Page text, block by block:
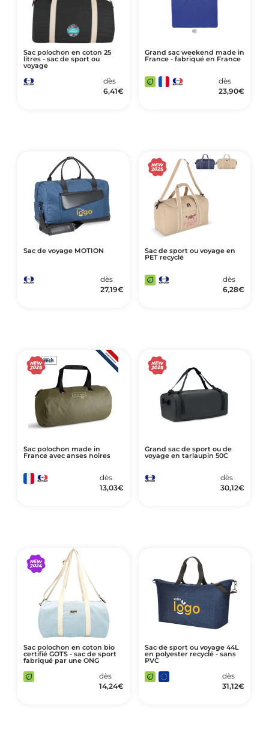
Sac polochon en coton 25
litres - sac de sport ou
voyage
dès
6,41€
Grand sac weekend made in
France - fabriqué en France
dès
23,90€
Sac de voyage MOTION
dès
27,19€
Sac de sport ou voyage en
PET recyclé
dès
6,28€
Sac polochon made in
France avec anses noires
dès
13,03€
Grand sac de sport ou de
voyage en tarlaupin 50C
dès
30,12€
Sac polochon en coton bio
certifié GOTS - sac de sport
fabriqué par une ONG
dès
14,24€
Sac de sport ou voyage 44L
en polyester recyclé - sans
PVC
dès
31,12€